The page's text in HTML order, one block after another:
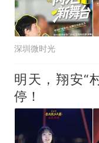
热
深圳微时光
明天，翔安“
停！